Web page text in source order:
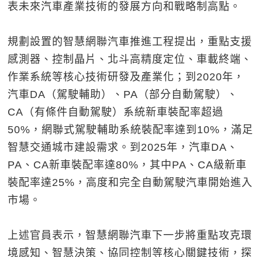
表未來汽車產業技術的發展方向和戰略制高點。
規劃設置的智慧網聯汽車推進工程提出，重點支援
感測器、控制晶片、北斗高精度定位、車載終端、
作業系統等核心技術研發及產業化；到2020年，
汽車DA（駕駛輔助）、PA（部分自動駕駛）、
CA（有條件自動駕駛）系統新車裝配率超過
50%，網聯式駕駛輔助系統裝配率達到10%，滿足
智慧交通城市建設需求。到2025年，汽車DA、
PA、CA新車裝配率達80%，其中PA、CA級新車
裝配率達25%，高度和完全自動駕駛汽車開始進入
市場。
上述官員表示，智慧網聯汽車下一步將重點攻克環
境感知、智慧決策、協同控制等核心關鍵技術，探